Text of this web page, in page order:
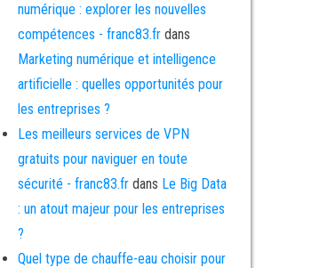
numérique : explorer les nouvelles
compétences - franc83.frdans
Marketing numérique et intelligence
artificielle : quelles opportunités pour
les entreprises ?
Les meilleurs services de VPN
gratuits pour naviguer en toute
sécurité - franc83.frdans Le Big Data
: un atout majeur pour les entreprises
?
Quel type de chauffe-eau choisir pour